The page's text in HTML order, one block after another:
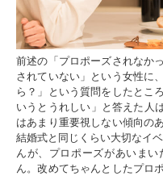
前述の「プロポーズされなか
されていない」という女性に
ら？」という質問をしたとこ
いうとうれしい」と答えた人
はあまり重要視しない傾向の
結婚式と同じくらい大切なイ
んが、プロポーズがあいま
ん。改めてちゃんとしたプロ